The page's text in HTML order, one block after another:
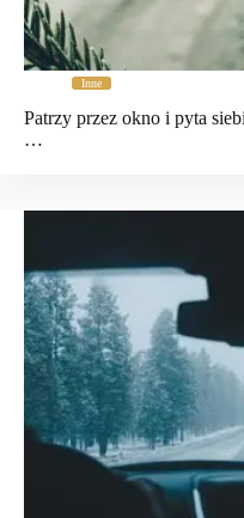
Inne
Patrzy przez okno i pyta
…